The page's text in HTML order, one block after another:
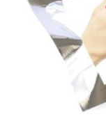
DETAILS